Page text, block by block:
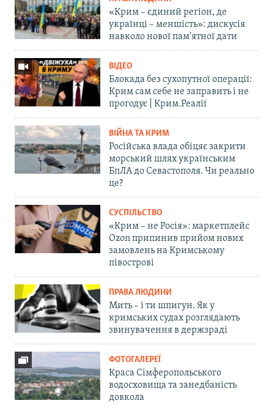
«Крим – єдиний регіон, де
українці – меншість»: дискусія
навколо нової пам'ятної дати
ВІДЕО
Блокада без сухопутної операції:
Крим сам себе не заправить і не
прогодує | Крим.Реалії
ВІЙНА ТА КРИМ
Російська влада обіцяє закрити
морський шлях українським
БпЛА до Севастополя. Чи реально
це?
СУСПІЛЬСТВО
«Крим – не Росія»: маркетплейс
Ozon припинив прийом нових
замовлень на Кримському
півострові
ПРАВА ЛЮДИНИ
Мить – і ти шпигун. Як у
кримських судах розглядають
звинувачення в держзраді
ФОТОГАЛЕРЕЇ
Краса Сімферопольського
водосховища та занедбаність
довкола